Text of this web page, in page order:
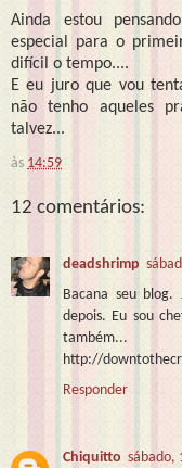
Ainda estou
especial para o
difícil o tempo....
E eu juro que vou
não tenho aqueles
talvez...
às 14:59
12 comentários:
deadshrimp
Bacana seu
depois. Eu sou
também...
http://
Responder
Chiquitto sábado,